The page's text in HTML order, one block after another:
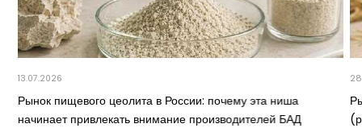
13.07.2026
Рынок пищевого цеолита в России: почему эта ниша
начинает привлекать внимание производителей БАД